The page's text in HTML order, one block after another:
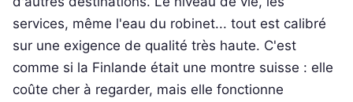
services, même l'eau du robinet... tout est calibré
sur une exigence de qualité très haute. C'est
comme si la Finlande était une montre suisse : elle
coûte cher à regarder, mais elle fonctionne